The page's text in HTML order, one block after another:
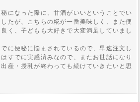
になった際に、甘酒がいいということでい
たが、こちらの糀が一番美味しく、また便
く、子どもも大好きで大変満足していまし
に便秘に悩まされているので、早速注文し
すでに実感済みなので、またお世話になり
産・授乳が終わっても続けていきたいと思